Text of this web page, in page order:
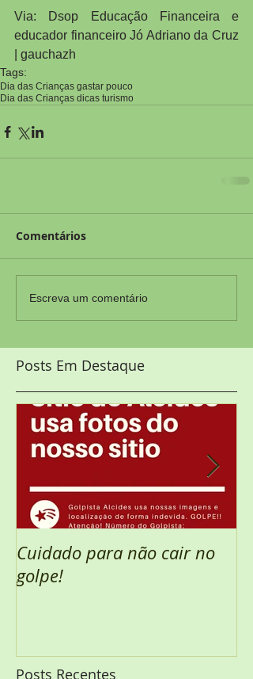
Via: Dsop Educação Financeira e
educador financeiro Jó Adriano da Cruz
| gauchazh
Tags:
Dia das Crianças gastar pouco
Dia das Crianças dicas turismo
Comentários
Escreva um comentário
Posts Em Destaque
Cuidado para não cair no
golpe!
Posts Recentes